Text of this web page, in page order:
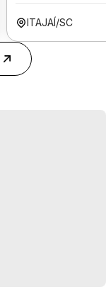
ITAJAÍ/SC